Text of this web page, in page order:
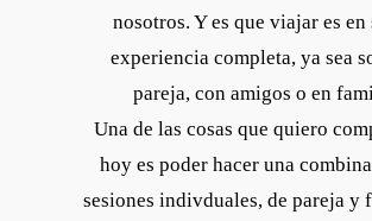
nosotros. Y es que viajar es en
experiencia completa, ya sea
pareja, con amigos o en
Una de las cosas que quiero
hoy es poder hacer una
sesiones indivduales, de pareja y